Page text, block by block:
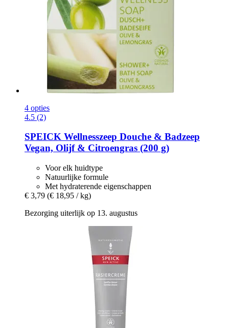
4 opties
4.5 (2)
SPEICK Wellnesszeep Douche & Badzeep
Vegan, Olijf & Citroengras (200 g)
Voor elk huidtype
Natuurlijke formule
Met hydraterende eigenschappen
€ 3,79 (€ 18,95 / kg)
Bezorging uiterlijk op 13. augustus